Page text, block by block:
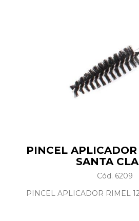
PINCEL
SANTA
Cód. 6209
PINCEL APLICADOR RIMEL